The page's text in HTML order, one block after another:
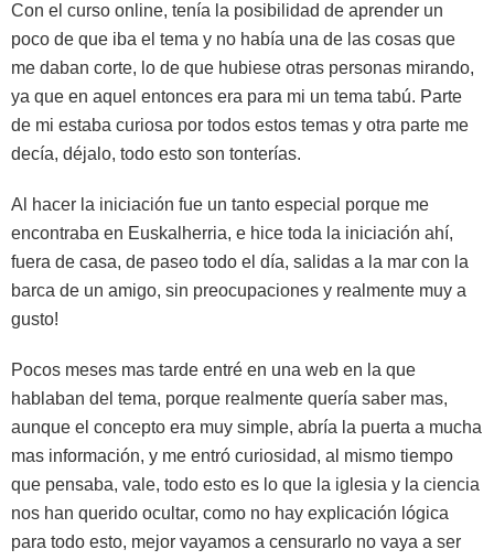
Con el curso online, tenía la posibilidad de aprender un
poco de que iba el tema y no había una de las cosas que
me daban corte, lo de que hubiese otras personas mirando,
ya que en aquel entonces era para mi un tema tabú. Parte
de mi estaba curiosa por todos estos temas y otra parte me
decía, déjalo, todo esto son tonterías.
Al hacer la iniciación fue un tanto especial porque me
encontraba en Euskalherria, e hice toda la iniciación ahí,
fuera de casa, de paseo todo el día, salidas a la mar con la
barca de un amigo, sin preocupaciones y realmente muy a
gusto!
Pocos meses mas tarde entré en una web en la que
hablaban del tema, porque realmente quería saber mas,
aunque el concepto era muy simple, abría la puerta a mucha
mas información, y me entró curiosidad, al mismo tiempo
que pensaba, vale, todo esto es lo que la iglesia y la ciencia
nos han querido ocultar, como no hay explicación lógica
para todo esto, mejor vayamos a censurarlo no vaya a ser